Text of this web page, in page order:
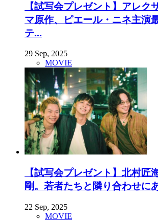
【試写会プレゼント】アレク
マ原作、ピエール・ニネ主演
テ...
29 Sep, 2025
MOVIE
【試写会プレゼント】北村匠
剛。若者たちと隣り合わせに
22 Sep, 2025
MOVIE